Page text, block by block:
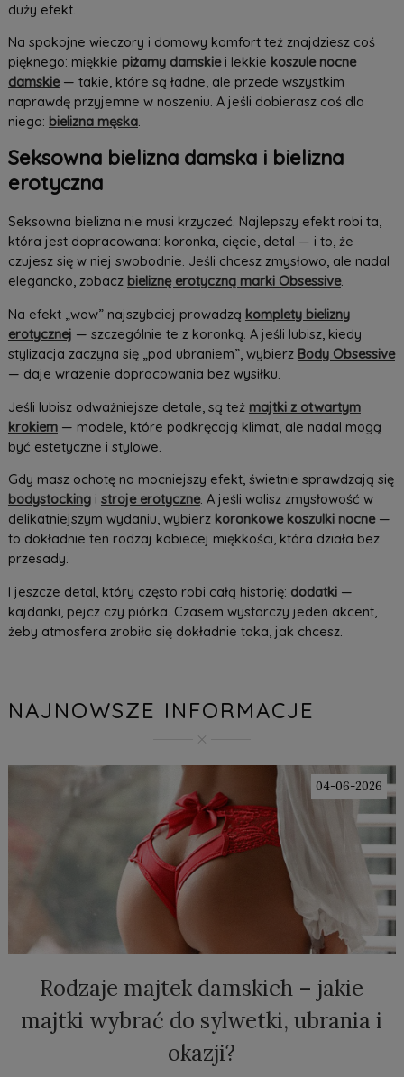
duży efekt.
Na spokojne wieczory i domowy komfort też znajdziesz coś
pięknego: miękkie piżamy damskiei lekkie koszule nocne
damskie— takie, które są ładne, ale przede wszystkim
naprawdę przyjemne w noszeniu. A jeśli dobierasz coś dla
niego: bielizna męska.
Seksowna bielizna damska i bielizna
erotyczna
Seksowna bielizna nie musi krzyczeć. Najlepszy efekt robi ta,
która jest dopracowana: koronka, cięcie, detal — i to, że
czujesz się w niej swobodnie. Jeśli chcesz zmysłowo, ale nadal
elegancko, zobacz bieliznę erotyczną marki Obsessive.
Na efekt „wow” najszybciej prowadzą komplety bielizny
erotycznej — szczególnie te z koronką. A jeśli lubisz, kiedy
stylizacja zaczyna się „pod ubraniem”, wybierz Body Obsessive
— daje wrażenie dopracowania bez wysiłku.
Jeśli lubisz odważniejsze detale, są też majtki z otwartym
krokiem— modele, które podkręcają klimat, ale nadal mogą
być estetyczne i stylowe.
Gdy masz ochotę na mocniejszy efekt, świetnie sprawdzają się
bodystockingi stroje erotyczne. A jeśli wolisz zmysłowość w
delikatniejszym wydaniu, wybierz koronkowe koszulki nocne—
to dokładnie ten rodzaj kobiecej miękkości, która działa bez
przesady.
I jeszcze detal, który często robi całą historię: dodatki—
kajdanki, pejcz czy piórka. Czasem wystarczy jeden akcent,
żeby atmosfera zrobiła się dokładnie taka, jak chcesz.
NAJNOWSZE INFORMACJE
04-06-2026
Rodzaje majtek damskich – jakie
majtki wybrać do sylwetki, ubrania i
okazji?